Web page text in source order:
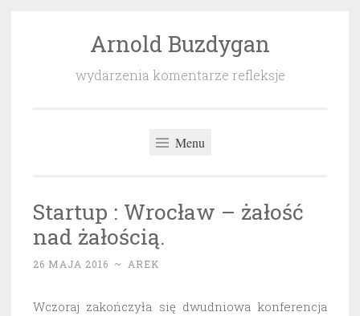
Arnold Buzdygan
wydarzenia komentarze refleksje
Menu
Startup : Wrocław – żałość
nad żałością.
26 MAJA 2016 ~ AREK
Wczoraj zakończyła się dwudniowa konferencja